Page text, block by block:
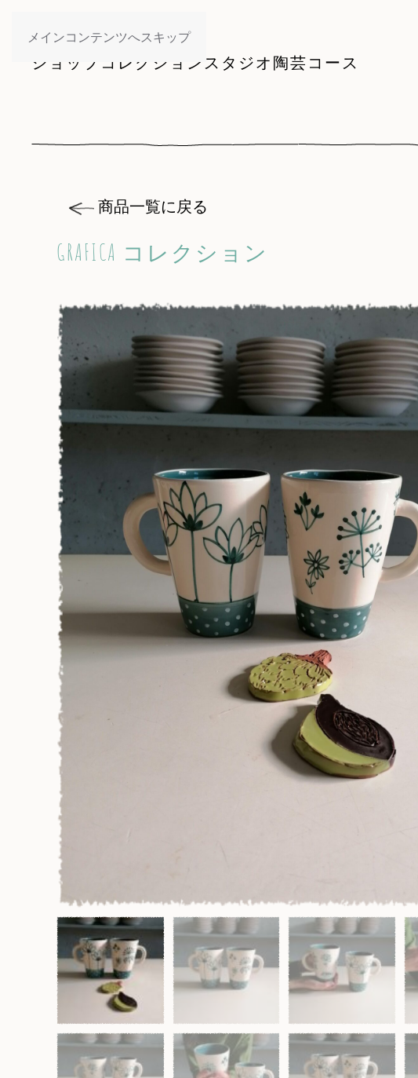
メインコンテンツへスキップ
ショップ コレクション スタジオ 陶芸コース
商品一覧に戻る
GRAFICA コレクション